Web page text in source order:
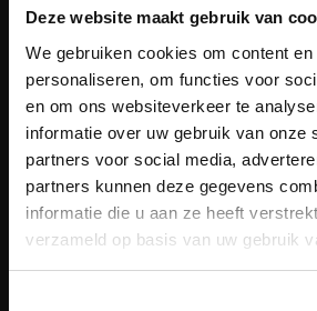
Deze website maakt gebruik van
We gebruiken cookies om content
personaliseren, om functies voor
en om ons websiteverkeer te
informatie over uw gebruik van onze
partners voor social media,
partners kunnen deze gegevens
informatie die u aan ze heeft
verzameld op basis van uw gebruik
Bekijk alle locaties
MENU
Aanbod
Service
Duurzame kantoorruimte
Boetiekkantoren
Besettled
Vergaderen